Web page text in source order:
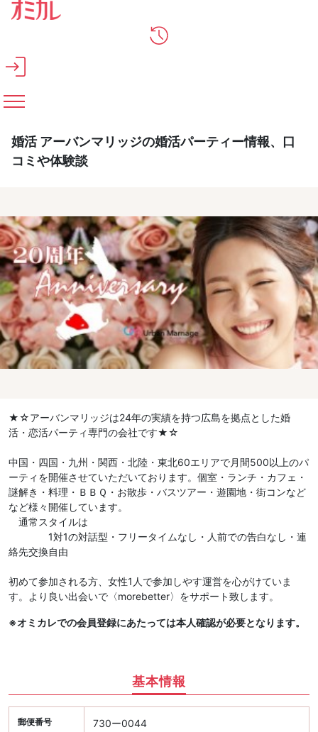
メインコンテンツへスキップ
婚活 アーバンマリッジの婚活パーティー情報、口
コミや体験談
★☆アーバンマリッジは24年の実績を持つ広島を拠点とした婚
活・恋活パーティ専門の会社です★☆
中国・四国・九州・関西・北陸・東北60エリアで月間500以上のパ
ーティを開催させていただいております。個室・ランチ・カフェ・
謎解き・料理・ＢＢＱ・お散歩・バスツアー・遊園地・街コンなど
など様々開催しています。
通常スタイルは
1対1の対話型・フリータイムなし・人前での告白なし・連
絡先交換自由
初めて参加される方、女性1人で参加しやす運営を心がけていま
す。より良い出会いで〈morebetter〉をサポート致します。
※オミカレでの会員登録にあたっては本人確認が必要となります。
基本情報
郵便番号 730ー0044